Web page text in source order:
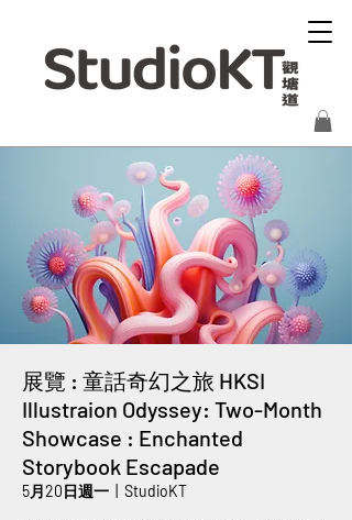
展覽 : 童話奇幻之旅 HKSI
Illustraion Odyssey: Two-Month
Showcase : Enchanted
Storybook Escapade
5月20日週一 StudioKT